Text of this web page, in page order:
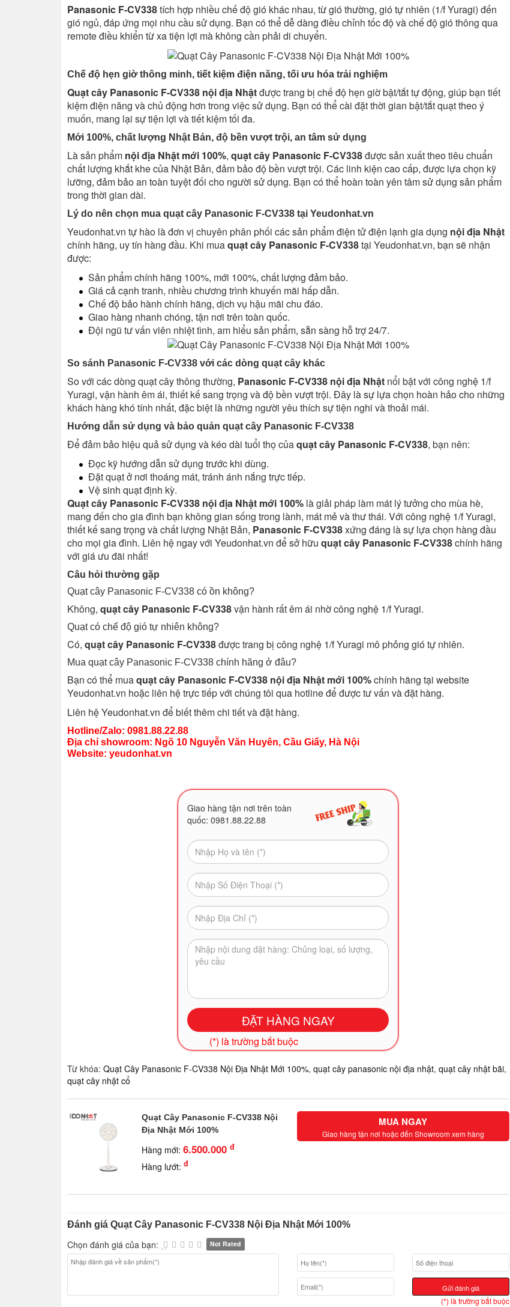
Panasonic F-CV338tích hợp nhiều chế độ gió khác nhau, từ gió thường, gió tự nhiên (1/f Yuragi) đến
gió ngủ, đáp ứng mọi nhu cầu sử dụng. Bạn có thể dễ dàng điều chỉnh tốc độ và chế độ gió thông qua
remote điều khiển từ xa tiện lợi mà không cần phải di chuyển.
Chế độ hẹn giờ thông minh, tiết kiệm điện năng, tối ưu hóa trải nghiệm
Quạt cây Panasonic F-CV338 nội địa Nhậtđược trang bị chế độ hẹn giờ bật/tắt tự động, giúp bạn tiết
kiệm điện năng và chủ động hơn trong việc sử dụng. Bạn có thể cài đặt thời gian bật/tắt quạt theo ý
muốn, mang lại sự tiện lợi và tiết kiệm tối đa.
Mới 100%, chất lượng Nhật Bản, độ bền vượt trội, an tâm sử dụng
Là sản phẩm nội địa Nhật mới 100%, quạt cây Panasonic F-CV338được sản xuất theo tiêu chuẩn
chất lượng khắt khe của Nhật Bản, đảm bảo độ bền vượt trội. Các linh kiện cao cấp, được lựa chọn kỹ
lưỡng, đảm bảo an toàn tuyệt đối cho người sử dụng. Bạn có thể hoàn toàn yên tâm sử dụng sản phẩm
trong thời gian dài.
Lý do nên chọn mua quạt cây Panasonic F-CV338 tại Yeudonhat.vn
Yeudonhat.vn tự hào là đơn vị chuyên phân phối các sản phẩm điện tử điện lạnh gia dụng nội địa Nhật
chính hãng, uy tín hàng đầu. Khi muaquạt cây Panasonic F-CV338tại Yeudonhat.vn, bạn sẽ nhận
được:
Sản phẩm chính hãng 100%, mới 100%, chất lượng đảm bảo.
Giá cả cạnh tranh, nhiều chương trình khuyến mãi hấp dẫn.
Chế độ bảo hành chính hãng, dịch vụ hậu mãi chu đáo.
Giao hàng nhanh chóng, tận nơi trên toàn quốc.
Đội ngũ tư vấn viên nhiệt tình, am hiểu sản phẩm, sẵn sàng hỗ trợ 24/7.
So sánh Panasonic F-CV338 với các dòng quạt cây khác
So với các dòng quạt cây thông thường, Panasonic F-CV338 nội địa Nhật nổi bật với công nghệ 1/f
Yuragi, vận hành êm ái, thiết kế sang trọng và độ bền vượt trội. Đây là sự lựa chọn hoàn hảo cho những
khách hàng khó tính nhất, đặc biệt là những người yêu thích sự tiện nghi và thoải mái.
Hướng dẫn sử dụng và bảo quản quạt cây Panasonic F-CV338
Để đảm bảo hiệu quả sử dụng và kéo dài tuổi thọ củaquạt cây Panasonic F-CV338, bạn nên:
Đọc kỹ hướng dẫn sử dụng trước khi dùng.
Đặt quạt ở nơi thoáng mát, tránh ánh nắng trực tiếp.
Vệ sinh quạt định kỳ.
Quạt cây Panasonic F-CV338 nội địa Nhật mới 100% là giải pháp làm mát lý tưởng cho mùa hè,
mang đến cho gia đình bạn không gian sống trong lành, mát mẻ và thư thái. Với công nghệ 1/f Yuragi,
thiết kế sang trọng và chất lượng Nhật Bản, Panasonic F-CV338xứng đáng là sự lựa chọn hàng đầu
cho mọi gia đình. Liên hệ ngay với Yeudonhat.vn để sở hữu quạt cây Panasonic F-CV338chính hãng
với giá ưu đãi nhất!
Câu hỏi thường gặp
Quạt cây Panasonic F-CV338 có ồn không?
Không, quạt cây Panasonic F-CV338vận hành rất êm ái nhờ công nghệ 1/f Yuragi.
Quạt có chế độ gió tự nhiên không?
Có, quạt cây Panasonic F-CV338được trang bị công nghệ 1/f Yuragi mô phỏng gió tự nhiên.
Mua quạt cây Panasonic F-CV338 chính hãng ở đâu?
Bạn có thể muaquạt cây Panasonic F-CV338 nội địa Nhật mới 100%chính hãng tại website
Yeudonhat.vn hoặc liên hệ trực tiếp với chúng tôi qua hotline để được tư vấn và đặt hàng.
Liên hệ Yeudonhat.vn để biết thêm chi tiết và đặt hàng.
Hotline/Zalo: 0981.88.22.88
Địa chỉ showroom: Ngõ 10 Nguyễn Văn Huyên, Cầu Giấy, Hà Nội
Website: yeudonhat.vn
Giao hàng tận nơi trên toàn
quốc: 0981.88.22.88
(*) là trường bắt buộc
Từ khóa: Quạt Cây Panasonic F-CV338 Nội Địa Nhật Mới 100%, quạt cây panasonic nội địa nhật, quạt cây nhật bãi,
quạt cây nhật cổ
Quạt Cây Panasonic F-CV338 Nội
Địa Nhật Mới 100%
Hàng mới: 6.500.000 đ
Hàng lướt: đ
MUA NGAY
Giao hàng tận nơi hoặc đến Showroom xem hàng
Đánh giá Quạt Cây Panasonic F-CV338 Nội Địa Nhật Mới 100%
Chọn đánh giá của bạn: Not Rated
Gửi đánh giá
(*) là trường bắt buộc